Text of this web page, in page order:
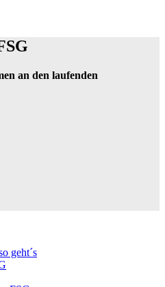
an den laufenden
geht´s